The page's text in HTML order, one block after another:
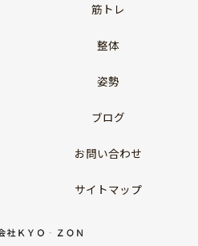
筋トレ
整体
姿勢
ブログ
お問い合わせ
サイトマップ